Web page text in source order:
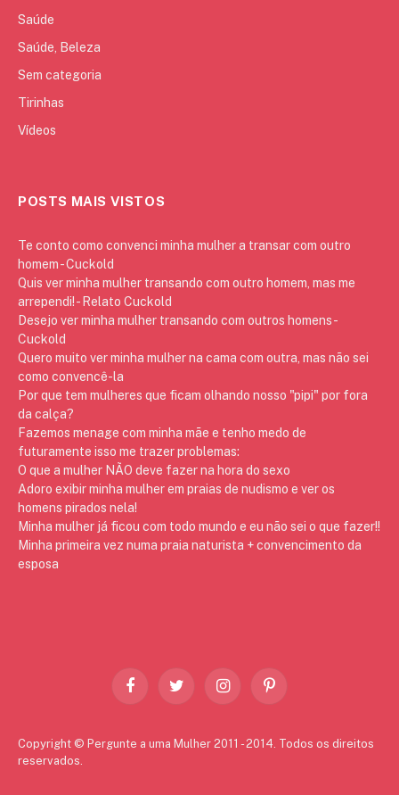
Saúde
Saúde, Beleza
Sem categoria
Tirinhas
Vídeos
POSTS MAIS VISTOS
Te conto como convenci minha mulher a transar com outro
homem - Cuckold
Quis ver minha mulher transando com outro homem, mas me
arrependi! - Relato Cuckold
Desejo ver minha mulher transando com outros homens -
Cuckold
Quero muito ver minha mulher na cama com outra, mas não sei
como convencê-la
Por que tem mulheres que ficam olhando nosso "pipi" por fora
da calça?
Fazemos menage com minha mãe e tenho medo de
futuramente isso me trazer problemas:
O que a mulher NÃO deve fazer na hora do sexo
Adoro exibir minha mulher em praias de nudismo e ver os
homens pirados nela!
Minha mulher já ficou com todo mundo e eu não sei o que fazer!!
Minha primeira vez numa praia naturista + convencimento da
esposa
FacebookTwitter InstagramPinterest
Copyright © Pergunte a uma Mulher 2011 - 2014. Todos os direitos
reservados.